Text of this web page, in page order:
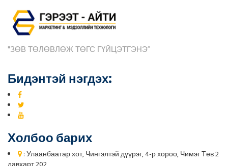
"ЗӨВ ТӨЛӨВЛӨЖ ТӨГС ГҮЙЦЭТГЭНЭ”
Бидэнтэй нэгдэх:
Холбоо барих
: Улаанбаатар хот, Чингэлтэй дүүрэг, 4-р хороо, Чимэг Төв 2